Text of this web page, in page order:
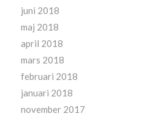
juni 2018
maj 2018
april 2018
mars 2018
februari 2018
januari 2018
november 2017